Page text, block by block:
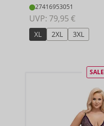
27416953051
UVP: 79,95 €
XL 2XL 3XL
SALE